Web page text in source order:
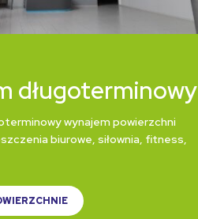
długoterminowy
wynajem powierzchni
biurowe, siłownia, fitness,